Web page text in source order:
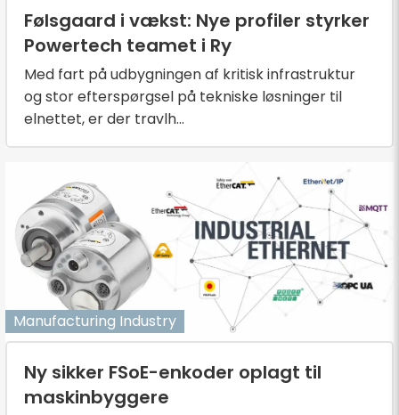
Følsgaard i vækst: Nye profiler styrker
Powertech teamet i Ry
Med fart på udbygningen af kritisk infrastruktur
og stor efterspørgsel på tekniske løsninger til
elnettet, er der travlh...
Manufacturing Industry
Ny sikker FSoE-enkoder oplagt til
maskinbyggere